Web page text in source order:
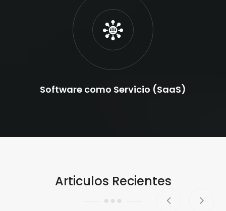
Software como Servicio (SaaS)
Articulos Recientes